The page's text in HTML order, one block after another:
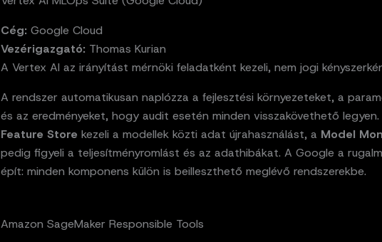
Cég: Google Cloud
Vezérigazgató: Thomas Kurian
A Vertex AI az irányítást mérnöki feladatként kezeli, nem jogi
A rendszer automatikusan naplózza a fejlesztési környezeteket, a
és az eredményeket, hogy audit esetén minden visszakövethető legyen.
Feature Store kezeli a modellek közti adat újrahasználást, a Model
pedig figyeli a teljesítményromlást és az adathibákat. A Google a
épít: minden komponens külön is beilleszthető meglévő rendszerekbe.
Amazon SageMaker Responsible Tools